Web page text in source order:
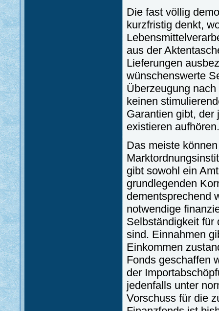
Die fast völlig
kurzfristig denkt,
aus der
Lieferungen
wünschenswerte
Überzeugung
keinen
Garantien gibt, der
existieren aufhören.
Das meiste
gibt sowohl ein
grundlegenden
dementsprechend
notwendige
Selbständigkeit für
sind. Einnahmen
Einkommen
Fonds geschaffen
der
jedenfalls unter
Vorschuss für die